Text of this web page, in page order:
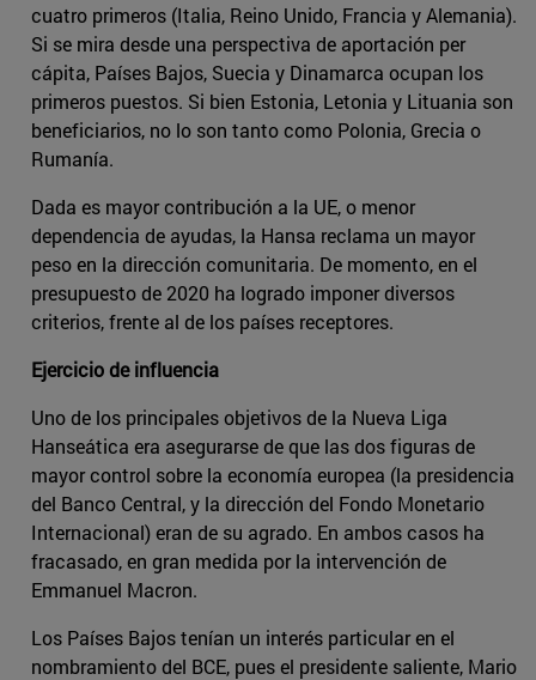
cuatro primeros (Italia, Reino Unido, Francia y Alemania).
Si se mira desde una perspectiva de aportación per
cápita, Países Bajos, Suecia y Dinamarca ocupan los
primeros puestos. Si bien Estonia, Letonia y Lituania son
beneficiarios, no lo son tanto como Polonia, Grecia o
Rumanía.
Dada es mayor contribución a la UE, o menor
dependencia de ayudas, la Hansa reclama un mayor
peso en la dirección comunitaria. De momento, en el
presupuesto de 2020 ha logrado imponer diversos
criterios, frente al de los países receptores.
Ejercicio de influencia
Uno de los principales objetivos de la Nueva Liga
Hanseática era asegurarse de que las dos figuras de
mayor control sobre la economía europea (la presidencia
del Banco Central, y la dirección del Fondo Monetario
Internacional) eran de su agrado. En ambos casos ha
fracasado, en gran medida por la intervención de
Emmanuel Macron.
Los Países Bajos tenían un interés particular en el
nombramiento del BCE, pues el presidente saliente, Mario